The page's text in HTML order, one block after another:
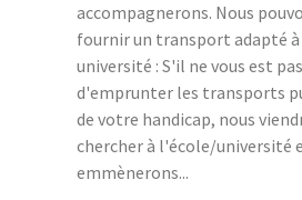
accompagnerons. Nous
fournir un transport adapté
université : S'il ne vous est
d'emprunter les transports
de votre handicap, nous
chercher à l'école/université
emmènerons...